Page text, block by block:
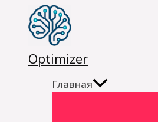
Перейти
содержимому
Optimizer
Главная